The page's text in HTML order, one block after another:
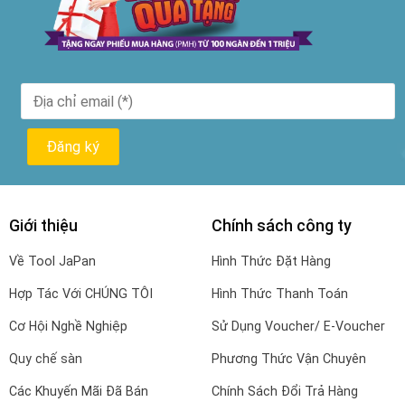
Giới thiệu
Về Tool JaPan
Hợp Tác Với CHÚNG TÔI
Cơ Hội Nghề Nghiệp
Quy chế sàn
Các Khuyến Mãi Đã Bán
Chính sách công ty
Hình Thức Đặt Hàng
Hình Thức Thanh Toán
Sử Dụng Voucher/ E-Voucher
Phương Thức Vận Chuyên
Chính Sách Đổi Trả Hàng